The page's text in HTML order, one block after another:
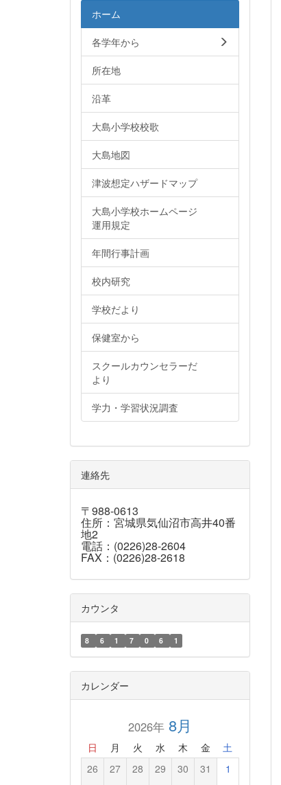
ホーム
各学年から
所在地
沿革
大島小学校校歌
大島地図
津波想定ハザードマップ
大島小学校ホームページ
運用規定
年間行事計画
校内研究
学校だより
保健室から
スクールカウンセラーだ
より
学力・学習状況調査
連絡先
〒988-0613
住所：宮城県気仙沼市高井40番
地2
電話：(0226)28-2604
FAX：(0226)28-2618
カウンタ
8 6 1 7 0 6 1
カレンダー
2026年8月
日 月 火 水 木 金 土
26 27 28 29 30 31 1